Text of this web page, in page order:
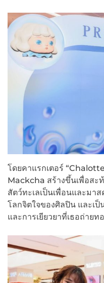
โดยคาแรกเตอร์
Mackcha สร้างขึ้นเพื่อสะ
สัตว์ทะเลเป็นเพื่อนและมา
โลกจิตใจของศิลปิน และเ
และการเยียวยาที่เธอถ่าย